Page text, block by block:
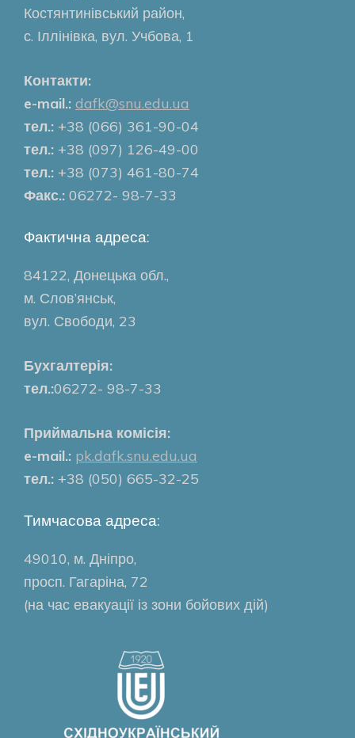
Костянтинівський район,
с. Іллінівка, вул. Учбова, 1
Контакти:
e-mail.: dafk@snu.edu.ua
тел.: +38 (066) 361-90-04
тел.: +38 (097) 126-49-00
тел.: +38 (073) 461-80-74
Факс.: 06272- 98-7-33
Фактична адреса:
84122, Донецька обл.,
м. Слов’янськ,
вул. Свободи, 23
Бухгалтерія:
тел.:06272- 98-7-33
Приймальна комісія:
e-mail.: pk.dafk.snu.edu.ua
тел.: +38 (050) 665-32-25
Тимчасова адреса:
49010, м. Дніпро,
просп. Гагаріна, 72
(на час евакуації із зони бойових дій)